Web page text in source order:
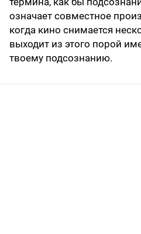
означает совместное
когда кино снимается
выходит из этого порой
твоему подсознанию.